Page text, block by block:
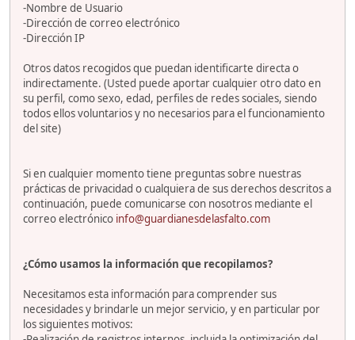
-Nombre de Usuario
-Dirección de correo electrónico
-Dirección IP
Otros datos recogidos que puedan identificarte directa o
indirectamente. (Usted puede aportar cualquier otro dato en
su perfil, como sexo, edad, perfiles de redes sociales, siendo
todos ellos voluntarios y no necesarios para el funcionamiento
del site)
Si en cualquier momento tiene preguntas sobre nuestras
prácticas de privacidad o cualquiera de sus derechos descritos a
continuación, puede comunicarse con nosotros mediante el
correo electrónico info@guardianesdelasfalto.com
¿Cómo usamos la información que recopilamos?
Necesitamos esta información para comprender sus
necesidades y brindarle un mejor servicio, y en particular por
los siguientes motivos: